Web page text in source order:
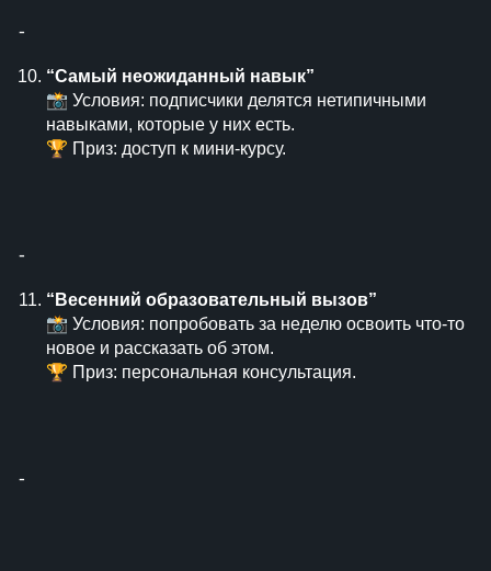
⁃
“Самый неожиданный навык”
📸 Условия: подписчики делятся нетипичными
навыками, которые у них есть.
🏆 Приз: доступ к мини-курсу.
⁃
“Весенний образовательный вызов”
📸 Условия: попробовать за неделю освоить что-то
новое и рассказать об этом.
🏆 Приз: персональная консультация.
⁃